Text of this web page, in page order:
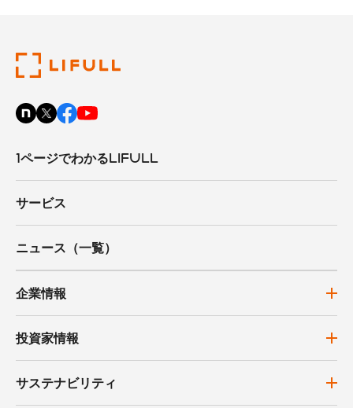
1ページでわかるLIFULL
サービス
ニュース（一覧）
企業情報
投資家情報
サステナビリティ